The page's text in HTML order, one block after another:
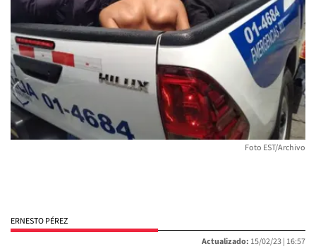
Foto EST/Archivo
ERNESTO PÉREZ
Actualizado: 15/02/23 | 16:57